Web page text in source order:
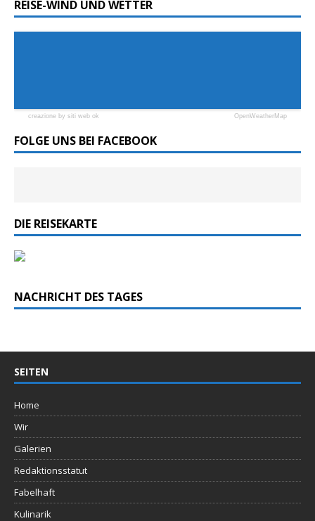
REISE-WIND UND WETTER
creazione by siti web ok OpenWeatherMap
FOLGE UNS BEI FACEBOOK
DIE REISEKARTE
NACHRICHT DES TAGES
SEITEN
Home
Wir
Galerien
Redaktionsstatut
Fabelhaft
Kulinarik